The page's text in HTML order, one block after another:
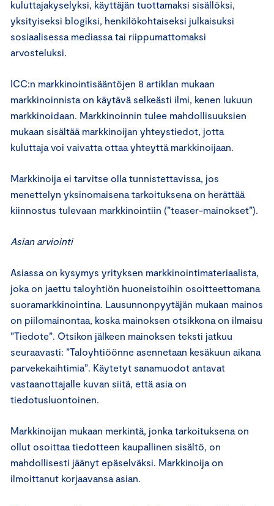
kuluttajakyselyksi, käyttäjän tuottamaksi sisällöksi,
yksityiseksi blogiksi, henkilökohtaiseksi julkaisuksi
sosiaalisessa mediassa tai riippumattomaksi
arvosteluksi.
ICC:n markkinointisääntöjen 8 artiklan mukaan
markkinoinnista on käytävä selkeästi ilmi, kenen lukuun
markkinoidaan. Markkinoinnin tulee mahdollisuuksien
mukaan sisältää markkinoijan yhteystiedot, jotta
kuluttaja voi vaivatta ottaa yhteyttä markkinoijaan.
Markkinoija ei tarvitse olla tunnistettavissa, jos
menettelyn yksinomaisena tarkoituksena on herättää
kiinnostus tulevaan markkinointiin (”teaser-mainokset”).
Asian arviointi
Asiassa on kysymys yrityksen markkinointimateriaalista,
joka on jaettu taloyhtiön huoneistoihin osoitteettomana
suoramarkkinointina. Lausunnonpyytäjän mukaan mainos
on piilomainontaa, koska mainoksen otsikkona on ilmaisu
”Tiedote”. Otsikon jälkeen mainoksen teksti jatkuu
seuraavasti: ”Taloyhtiöönne asennetaan kesäkuun aikana
parvekekaihtimia”. Käytetyt sanamuodot antavat
vastaanottajalle kuvan siitä, että asia on
tiedotusluontoinen.
Markkinoijan mukaan merkintä, jonka tarkoituksena on
ollut osoittaa tiedotteen kaupallinen sisältö, on
mahdollisesti jäänyt epäselväksi. Markkinoija on
ilmoittanut korjaavansa asian.